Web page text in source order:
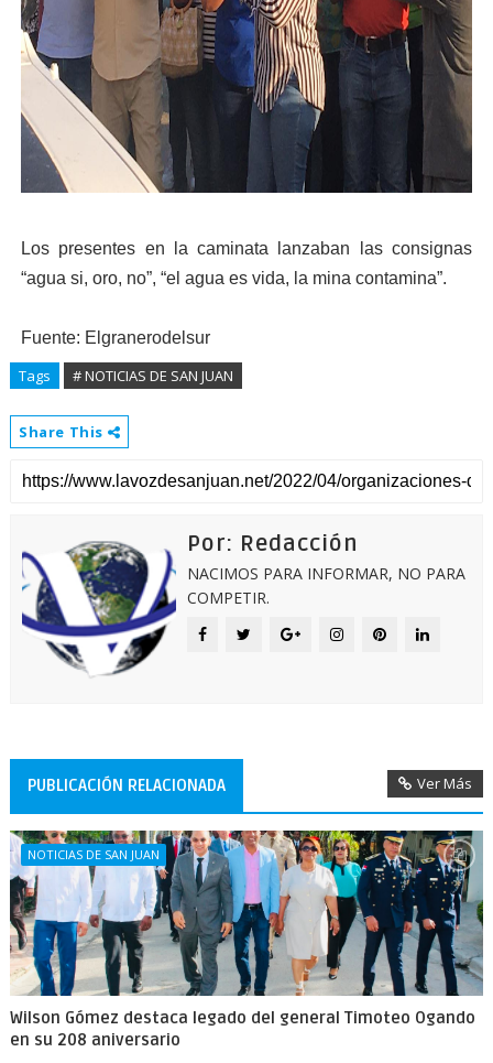
Los presentes en la caminata lanzaban las consignas
“agua si, oro, no”, “el agua es vida, la mina contamina”.
Fuente: Elgranerodelsur
Tags # NOTICIAS DE SAN JUAN
Share This
Por: Redacción
NACIMOS PARA INFORMAR, NO PARA
COMPETIR.
PUBLICACIÓN RELACIONADA Ver Más
NOTICIAS DE SAN JUAN
Wilson Gómez destaca legado del general Timoteo Ogando
en su 208 aniversario